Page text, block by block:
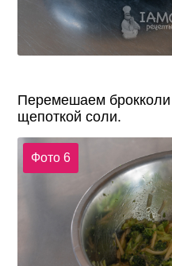
Перемешаем
щепоткой соли.
Фото 6